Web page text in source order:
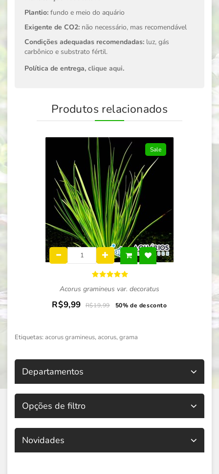
Plantio: fundo e meio do aquário
Exigente de CO2: não necessário, mas recomendável
Condições adequadas recomendadas: luz, gás
carbônico e substrato fértil.
Política de entrega, clique aqui.
Produtos relacionados
Sale
Acorus gramineus var. decoratus
R$9,99 R$19,99 50% de desconto
Etiquetas: acorus gramineus, acorus, grama
Departamentos
Opções de filtro
Novidades